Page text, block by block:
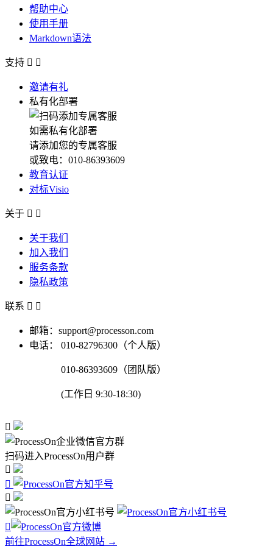
帮助中心
使用手册
Markdown语法
支持  
邀请有礼
私有化部署
如需私有化部署
请添加您的专属客服
或致电：010-86393609
教育认证
对标Visio
关于  
关于我们
加入我们
服务条款
隐私政策
联系  
邮箱：support@processon.com
电话：
010-82796300（个人版）
010-86393609（团队版）
(工作日 9:30-18:30)

扫码进入ProcessOn用户群




前往ProcessOn全球网站 →